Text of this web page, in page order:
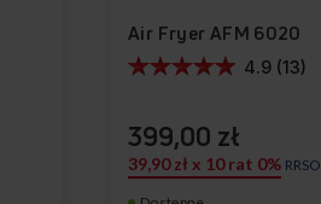
Air Fryer AFM 6020
4.9 (13)
399,00 zł
39,90 zł x 10 rat 0% RRSO